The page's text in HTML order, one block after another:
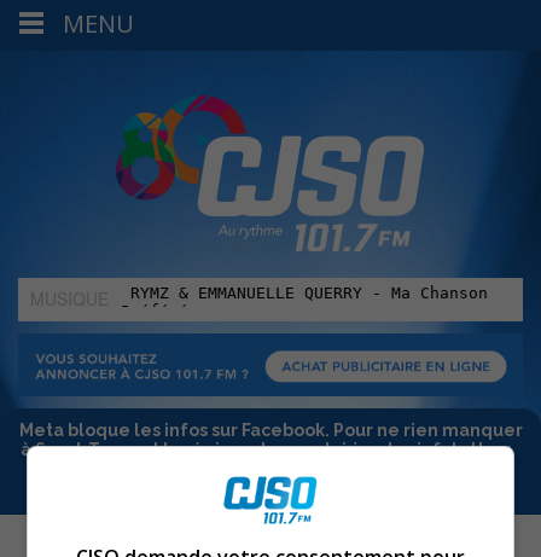
MUSIQUE
:
Meta bloque les infos sur Facebook. Pour ne rien manquer
à Sorel-Tracy et la région, abonne-toi à notre infolettre :
MENU